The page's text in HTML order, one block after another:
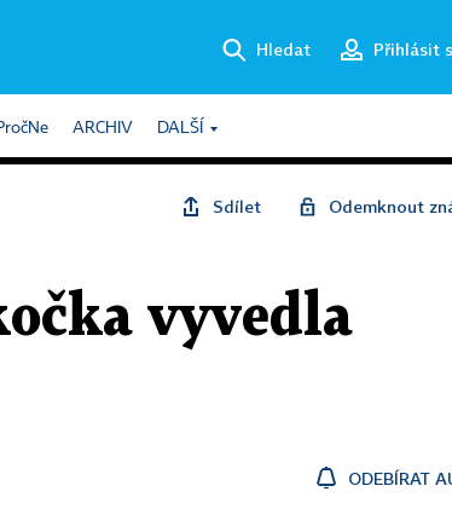
Hledat Přihlásit
ARCHIV DALŠÍ
Sdílet Odemknout
vyvedla
ODEBÍRAT